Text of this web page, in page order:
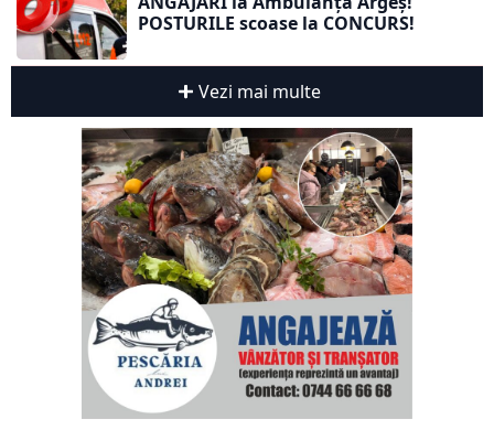
POSTURILE scoase la CONCURS!
Vezi mai multe